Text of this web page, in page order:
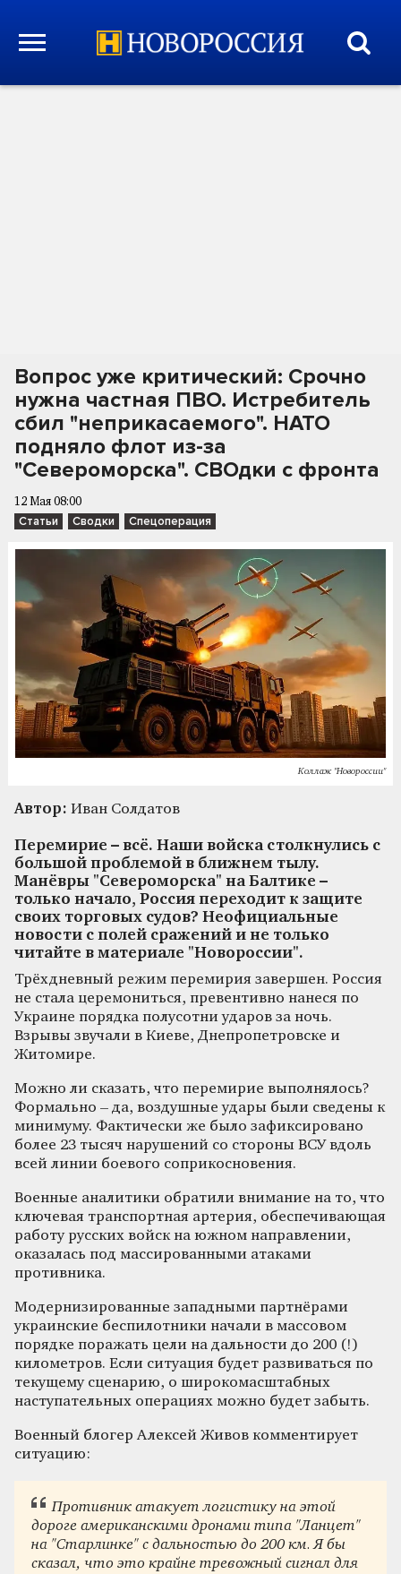
Вопрос уже критический: Срочно
нужна частная ПВО. Истребитель
сбил "неприкасаемого". НАТО
подняло флот из-за
"Североморска". СВОдки с фронта
12 Мая 08:00
Статьи Сводки Спецоперация
Коллаж "Новороссии"
Автор: Иван Солдатов
Перемирие – всё. Наши войска столкнулись с
большой проблемой в ближнем тылу.
Манёвры "Североморска" на Балтике –
только начало, Россия переходит к защите
своих торговых судов? Неофициальные
новости с полей сражений и не только
читайте в материале "Новороссии".
Трёхдневный режим перемирия завершен. Россия
не стала церемониться, превентивно нанеся по
Украине порядка полусотни ударов за ночь.
Взрывы звучали в Киеве, Днепропетровске и
Житомире.
Можно ли сказать, что перемирие выполнялось?
Формально – да, воздушные удары были сведены к
минимуму. Фактически же было зафиксировано
более 23 тысяч нарушений со стороны ВСУ вдоль
всей линии боевого соприкосновения.
Военные аналитики обратили внимание на то, что
ключевая транспортная артерия, обеспечивающая
работу русских войск на южном направлении,
оказалась под массированными атаками
противника.
Модернизированные западными партнёрами
украинские беспилотники начали в массовом
порядке поражать цели на дальности до 200 (!)
километров. Если ситуация будет развиваться по
текущему сценарию, о широкомасштабных
наступательных операциях можно будет забыть.
Военный блогер Алексей Живов комментирует
ситуацию:
Противник атакует логистику на этой
дороге американскими дронами типа "Ланцет"
на "Старлинке" с дальностью до 200 км. Я бы
сказал, что это крайне тревожный сигнал для